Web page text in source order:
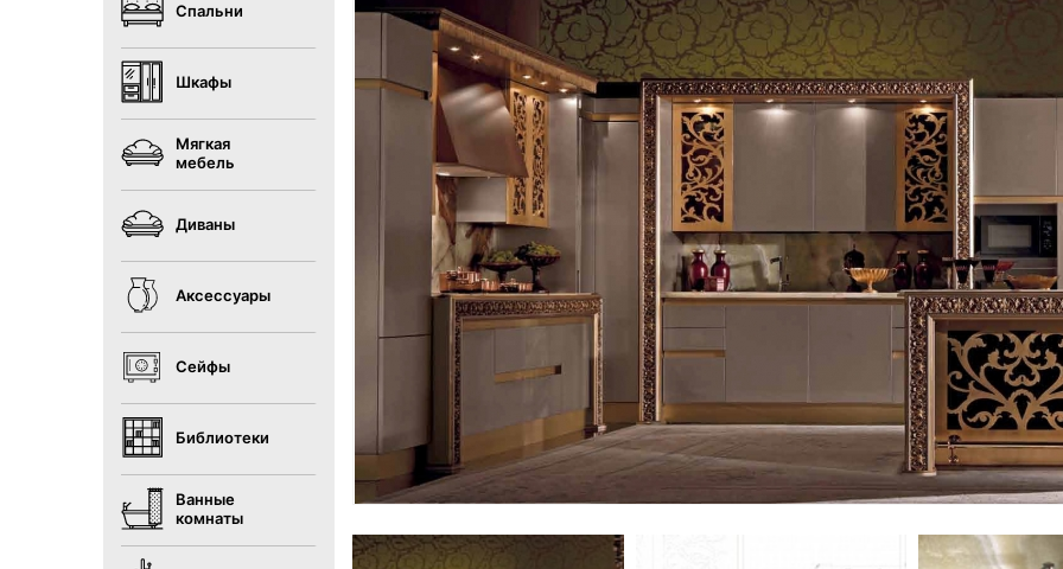
Спальни
Шкафы
Мягкая
мебель
Диваны
Аксессуары
Сейфы
Библиотеки
Ванные
комнаты